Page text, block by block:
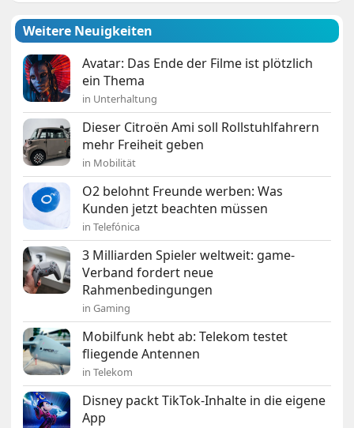
Weitere Neuigkeiten
Avatar: Das Ende der Filme ist plötzlich
ein Thema
in Unterhaltung
Dieser Citroën Ami soll Rollstuhlfahrern
mehr Freiheit geben
in Mobilität
O2 belohnt Freunde werben: Was
Kunden jetzt beachten müssen
in Telefónica
3 Milliarden Spieler weltweit: game-
Verband fordert neue
Rahmenbedingungen
in Gaming
Mobilfunk hebt ab: Telekom testet
fliegende Antennen
in Telekom
Disney packt TikTok-Inhalte in die eigene
App